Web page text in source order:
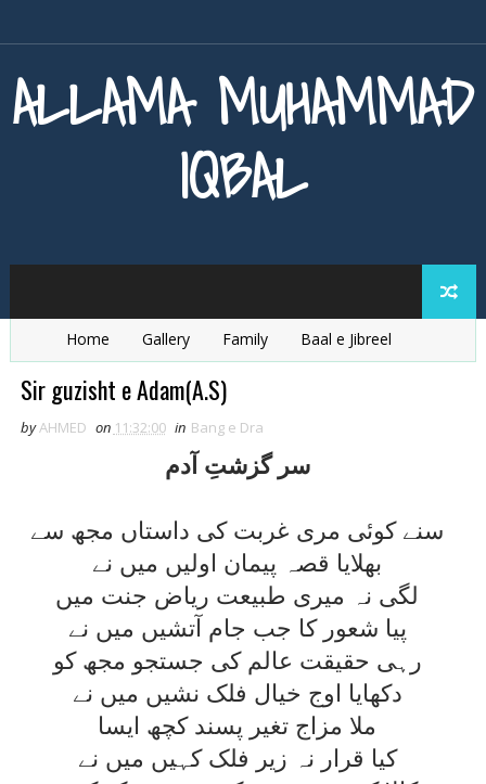
ALLAMA MUHAMMAD
IQBAL
Home Gallery Family
Baal e Jibreel
Zarb e Kaleem
Armaghan e Hijaz
Sir guzisht e Adam(A.S)
byAHMED on 11:32:00 in Bang e Dra
سر گزشتِ آدم
سنے کوئی مری غربت کی داستاں مجھ سے
بھلايا قصہ پيمان اوليں ميں نے
لگی نہ ميری طبيعت رياض جنت ميں
پيا شعور کا جب جام آتشيں ميں نے
رہی حقيقت عالم کی جستجو مجھ کو
دکھايا اوج خيال فلک نشيں ميں نے
ملا مزاج تغير پسند کچھ ايسا
کيا قرار نہ زير فلک کہيں ميں نے